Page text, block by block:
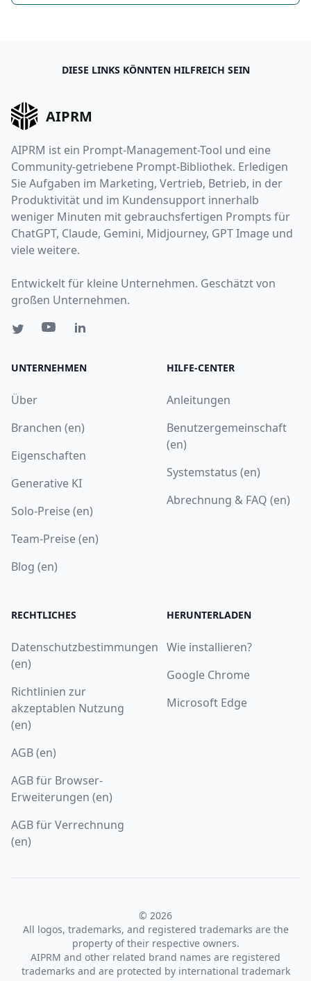
DIESE LINKS KÖNNTEN HILFREICH SEIN
AIPRM
AIPRM ist ein Prompt-Management-Tool und eine
Community-getriebene Prompt-Bibliothek. Erledigen
Sie Aufgaben im Marketing, Vertrieb, Betrieb, in der
Produktivität und im Kundensupport innerhalb
weniger Minuten mit gebrauchsfertigen Prompts für
ChatGPT, Claude, Gemini, Midjourney, GPT Image und
viele weitere.
Entwickelt für kleine Unternehmen. Geschätzt von
großen Unternehmen.
UNTERNEHMEN
Über
Branchen (en)
Eigenschaften
Generative KI
Solo-Preise (en)
Team-Preise (en)
Blog (en)
HILFE-CENTER
Anleitungen
Benutzergemeinschaft
(en)
Systemstatus (en)
Abrechnung & FAQ (en)
RECHTLICHES
Datenschutzbestimmungen
(en)
Richtlinien zur
akzeptablen Nutzung
(en)
AGB (en)
AGB für Browser-
Erweiterungen (en)
AGB für Verrechnung
(en)
HERUNTERLADEN
Wie installieren?
Google Chrome
Microsoft Edge
© 2026
All logos, trademarks, and registered trademarks are the
property of their respective owners.
AIPRM and other related brand names are registered
trademarks and are protected by international trademark